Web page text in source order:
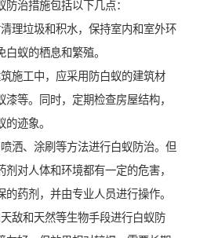
治措施包括以下几点：
理垃圾和积水，保持室内和室外环
蚁的栖息和繁殖。
施工中，应采用防白蚁的建筑材
等。同时，定期检查房屋结构，
迹象。
洒、涂刷等方法进行白蚁防治。但
对人体和环境都有一定的危害，
的药剂，并由专业人员进行操作。
敌和天然等生物手段进行白蚁防